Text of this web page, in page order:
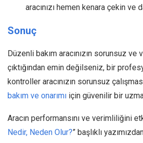
aracınızı hemen kenara çekin ve
Sonuç
Düzenli bakım aracınızın sorunsuz ve
çıktığından emin değilseniz, bir
kontroller aracınızın sorunsuz
bakım ve onarımı için güvenilir bir
Aracın performansını ve verimliliğini
Nedir, Neden Olur?” başlıklı